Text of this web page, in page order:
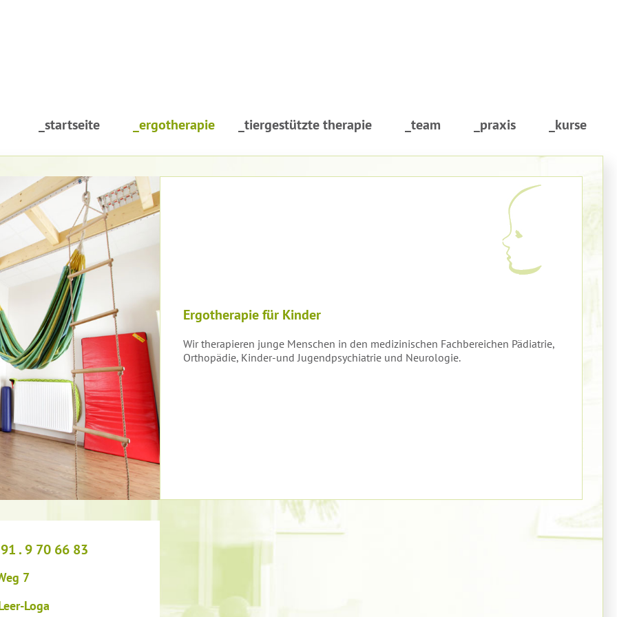
_startseite _ergotherapie _tiergestützte therapie _team _praxis _kurse
. 9 70 66 83
7
Loga
Ergotherapie für Kinder
Wir therapieren junge Menschen in den medizinischen Fachbereichen Pädiatrie,
Orthopädie, Kinder-und Jugendpsychiatrie und Neurologie.